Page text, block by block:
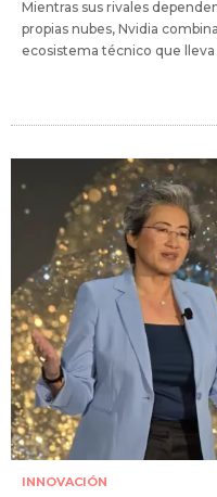
Mientras sus rivales
propias nubes, Nvidia
ecosistema técnico que
INNOVACIÓN